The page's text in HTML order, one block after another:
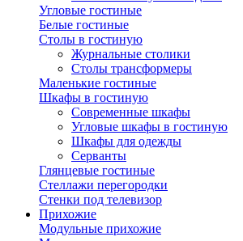
Угловые гостиные
Белые гостиные
Столы в гостиную
Журнальные столики
Столы трансформеры
Маленькие гостиные
Шкафы в гостиную
Современные шкафы
Угловые шкафы в гостиную
Шкафы для одежды
Серванты
Глянцевые гостиные
Стеллажи перегородки
Стенки под телевизор
Прихожие
Модульные прихожие